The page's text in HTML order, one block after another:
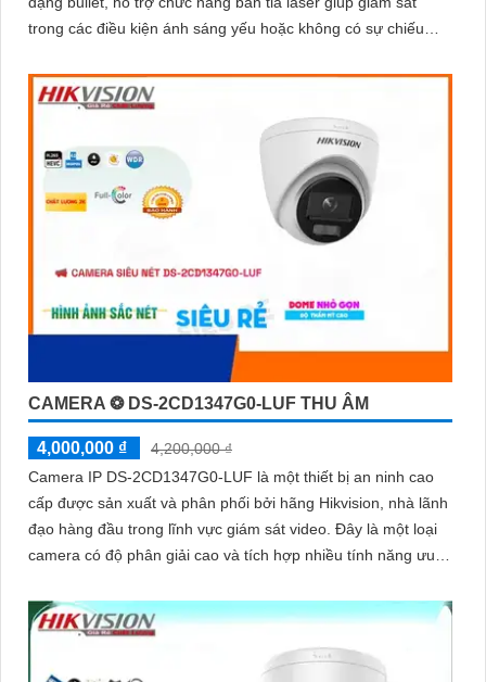
trong các điều kiện ánh sáng yếu hoặc không có sự chiếu
CAMERA ❂ DS-2CD1347G0-LUF THU ÂM
4,000,000 ₫
4,200,000 ₫
Camera IP DS-2CD1347G0-LUF là một thiết bị an ninh cao
cấp được sản xuất và phân phối bởi hãng Hikvision, nhà lãnh
đạo hàng đầu trong lĩnh vực giám sát video. Đây là một loại
camera có độ phân giải cao và tích hợp nhiều tính năng ưu